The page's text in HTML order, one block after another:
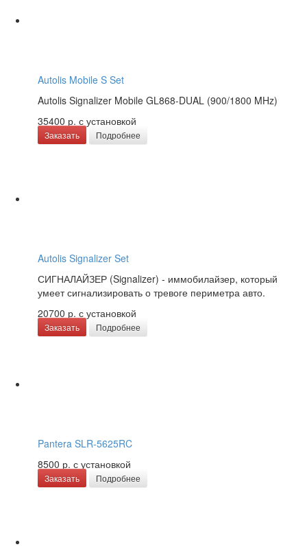
Autolis Mobile S Set
Autolis Signalizer Mobile GL868-DUAL (900/1800 MHz)
35400 р. с установкой
Заказать Подробнее
Autolis Signalizer Set
СИГНАЛАЙЗЕР (Signalizer) - иммобилайзер, который
умеет сигнализировать о тревоге периметра авто.
20700 р. с установкой
Заказать Подробнее
Pantera SLR-5625RC
8500 р. с установкой
Заказать Подробнее